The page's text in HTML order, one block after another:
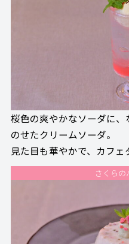
桜色の爽やかなソーダに
のせたクリームソーダ。
見た目も華やかで、カフェ
さくらの